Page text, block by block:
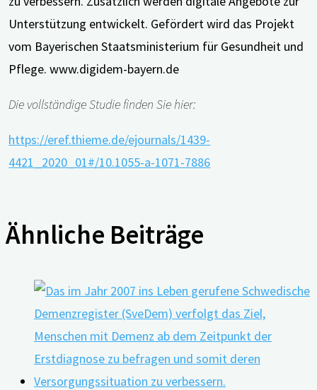
Unterstützung entwickelt. Gefördert wird das Projekt
vom Bayerischen Staatsministerium für Gesundheit und
Pflege. www.digidem-bayern.de
Die vollständige Studie finden Sie hier:
https://eref.thieme.de/ejournals/1439-
4421_2020_01#/10.1055-a-1071-7886
Ähnliche Beiträge